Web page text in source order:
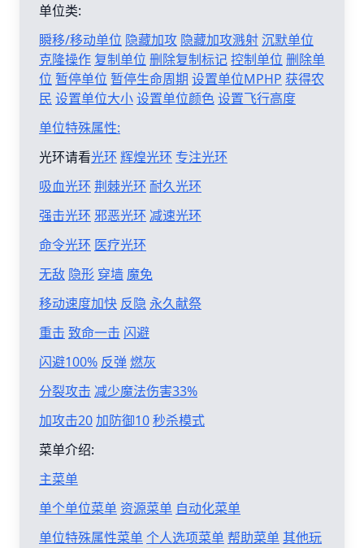
单位类:
瞬移/移动单位 隐藏加攻 隐藏加攻溅射沉默单位
克隆操作 复制单位 删除复制标记控制单位 删除单
位 暂停单位 暂停生命周期 设置单位MPHP 获得农
民 设置单位大小设置单位颜色设置飞行高度
单位特殊属性:
光环请看光环 辉煌光环 专注光环
吸血光环 荆棘光环 耐久光环
强击光环 邪恶光环 减速光环
命令光环 医疗光环
无敌 隐形 穿墙 魔免
移动速度加快 反隐 永久献祭
重击 致命一击 闪避
闪避100% 反弹燃灰
分裂攻击 减少魔法伤害33%
加攻击20加防御10秒杀模式
菜单介绍:
主菜单
单个单位菜单 资源菜单 自动化菜单
单位特殊属性菜单个人选项菜单帮助菜单其他玩